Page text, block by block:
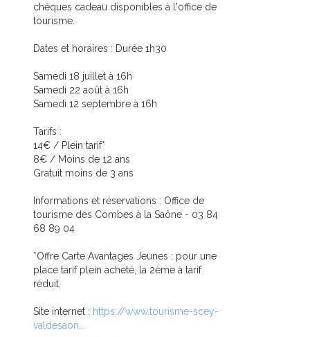
chèques cadeau disponibles à l'office de
tourisme.
Dates et horaires : Durée 1h30
Samedi 18 juillet à 16h
Samedi 22 août à 16h
Samedi 12 septembre à 16h
Tarifs :
14€ / Plein tarif*
8€ / Moins de 12 ans
Gratuit moins de 3 ans
Informations et réservations : Office de
tourisme des Combes à la Saône - 03 84
68 89 04
*Offre Carte Avantages Jeunes : pour une
place tarif plein acheté, la 2ème à tarif
réduit.
Site internet : https://www.tourisme-scey-
valdesaon...